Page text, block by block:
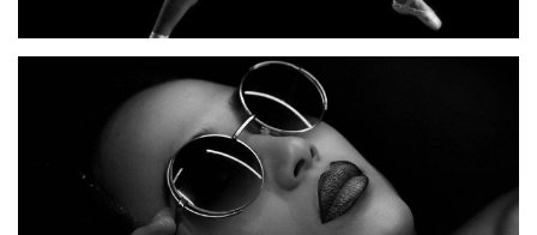
VIVERRA